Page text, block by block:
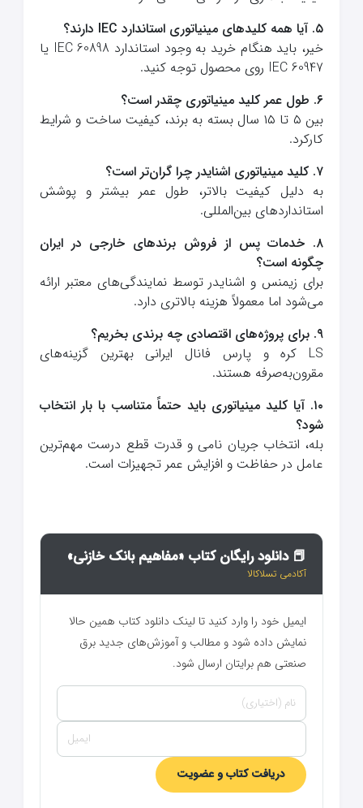
۵. آیا همه کلیدهای مینیاتوری استاندارد IEC دارند؟
خیر، باید هنگام خرید به وجود استاندارد IEC 60898 یا
IEC 60947 روی محصول توجه کنید.
۶. طول عمر کلید مینیاتوری چقدر است؟
بین ۵ تا ۱۵ سال بسته به برند، کیفیت ساخت و شرایط
کارکرد.
۷. کلید مینیاتوری اشنایدر چرا گران‌تر است؟
به دلیل کیفیت بالاتر، طول عمر بیشتر و پوشش
استانداردهای بین‌المللی.
۸. خدمات پس از فروش برندهای خارجی در ایران
چگونه است؟
برای زیمنس و اشنایدر توسط نمایندگی‌های معتبر ارائه
می‌شود اما معمولاً هزینه بالاتری دارد.
۹. برای پروژه‌های اقتصادی چه برندی بخریم؟
LS کره و پارس فانال ایرانی بهترین گزینه‌های
مقرون‌به‌صرفه هستند.
۱۰. آیا کلید مینیاتوری باید حتماً متناسب با بار انتخاب
شود؟
بله، انتخاب جریان نامی و قدرت قطع درست مهم‌ترین
عامل در حفاظت و افزایش عمر تجهیزات است.
📕 دانلود رایگان کتاب «مفاهیم بانک خازنی»
آکادمی تسلاکالا
ایمیل خود را وارد کنید تا لینک دانلود کتاب همین حالا
نمایش داده شود و مطالب و آموزش‌های جدید برق
صنعتی هم برایتان ارسال شود.
دریافت کتاب و عضویت